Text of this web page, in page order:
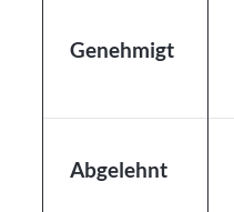
Genehmigt
Abgelehnt